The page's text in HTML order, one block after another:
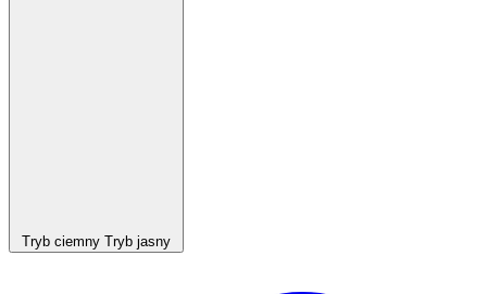
Tryb ciemny Tryb jasny